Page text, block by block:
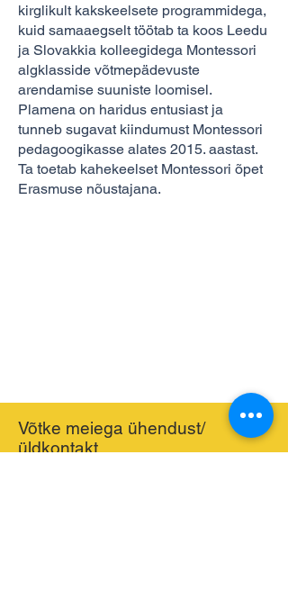
kirglikult kakskeelsete programmidega,
kuid samaaegselt töötab ta koos Leedu
ja Slovakkia kolleegidega Montessori
algklasside võtmepädevuste
arendamise suuniste loomisel.
Plamena on haridus entusiast ja
tunneb sugavat kiindumust Montessori
pedagoogikasse alates 2015. aastast.
Ta toetab kahekeelset Montessori õpet
Erasmuse nõustajana.
Võtke meiega ühendust/
üldkontakt